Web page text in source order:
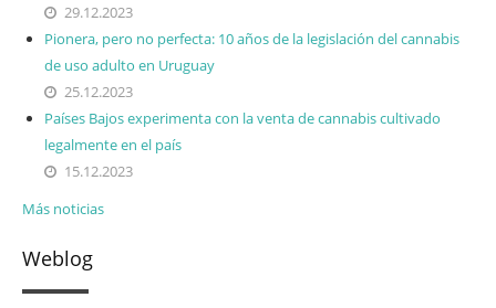
29.12.2023
Pionera, pero no perfecta: 10 años de la legislación del cannabis
de uso adulto en Uruguay
25.12.2023
Países Bajos experimenta con la venta de cannabis cultivado
legalmente en el país
15.12.2023
Más noticias
Weblog